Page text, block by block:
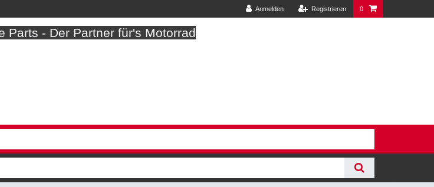
Anmelden Registrieren 0
Parts - Der Partner für's Motorrad